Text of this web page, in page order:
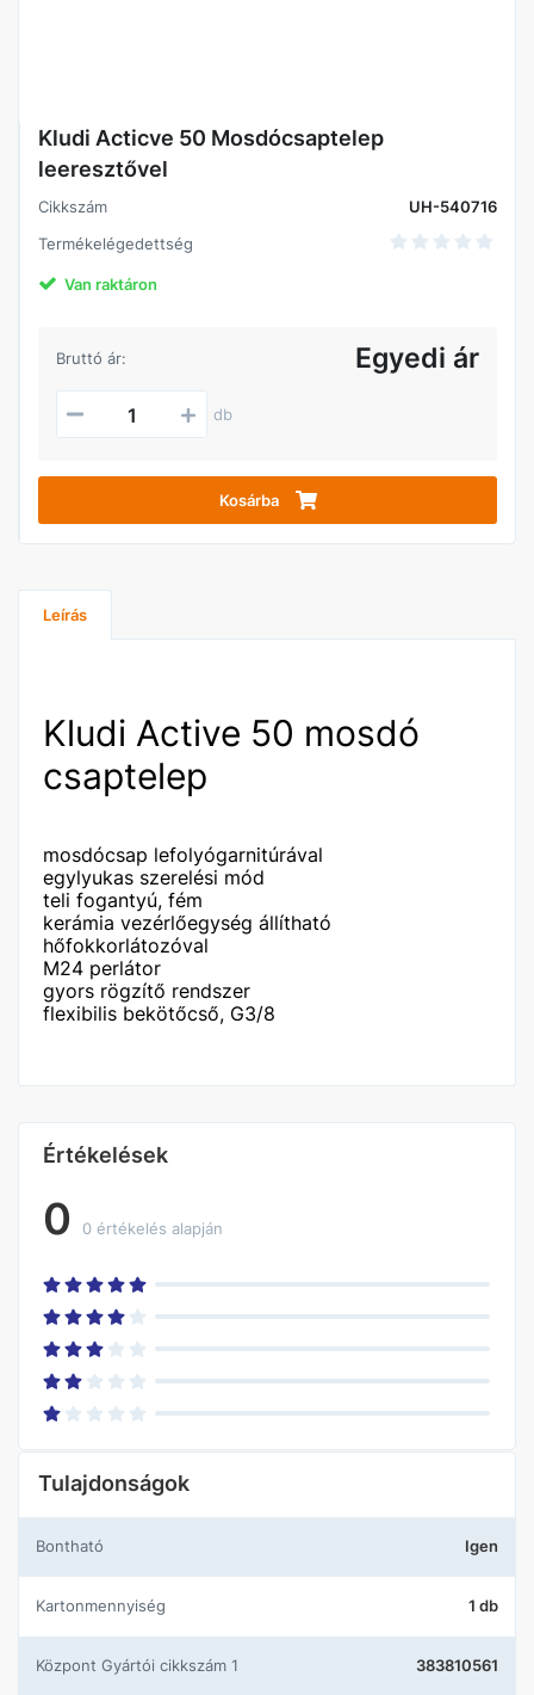
Kludi Acticve 50 Mosdócsaptelep
leeresztővel
Cikkszám
UH-540716
Termékelégedettség
Van raktáron
Bruttó ár: Egyedi ár
db
Kosárba
Leírás
Kludi Active 50 mosdó
csaptelep
mosdócsap lefolyógarnitúrával
egylyukas szerelési mód
teli fogantyú, fém
kerámia vezérlőegység állítható
hőfokkorlátozóval
M24 perlátor
gyors rögzítő rendszer
flexibilis bekötőcső, G3/8
Értékelések
0 0 értékelés alapján
Tulajdonságok
Bontható Igen
Kartonmennyiség 1 db
központ Gyártói cikkszám 1 383810561